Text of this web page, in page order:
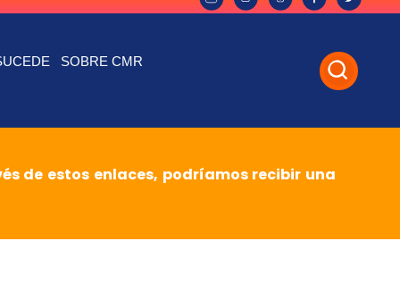
SOBRE CMR
de estos enlaces, podríamos recibir una